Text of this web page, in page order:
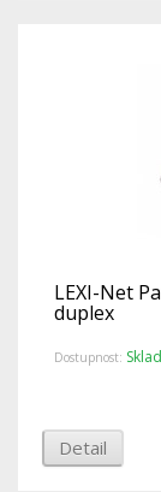
LEXI-Net
duplex
Dostupnost:
Detail